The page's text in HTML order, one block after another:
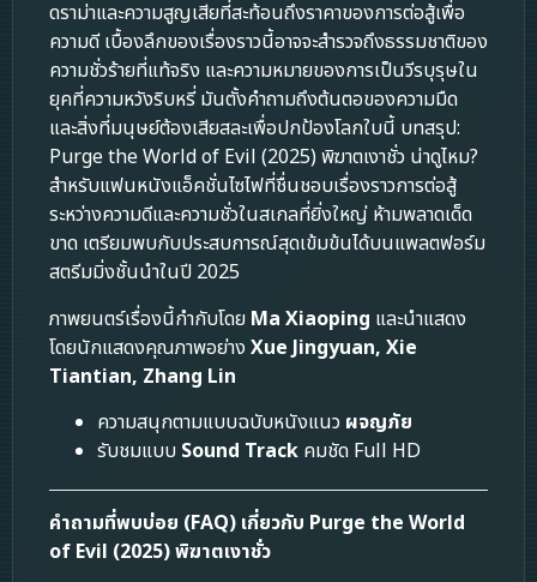
ดราม่าและความสูญเสียที่สะท้อนถึงราคาของการต่อสู้เพื่อ
ความดี เบื้องลึกของเรื่องราวนี้อาจจะสำรวจถึงธรรมชาติของ
ความชั่วร้ายที่แท้จริง และความหมายของการเป็นวีรบุรุษใน
ยุคที่ความหวังริบหรี่ มันตั้งคำถามถึงต้นตอของความมืด
และสิ่งที่มนุษย์ต้องเสียสละเพื่อปกป้องโลกใบนี้ บทสรุป:
Purge the World of Evil (2025) พิฆาตเงาชั่ว น่าดูไหม?
สำหรับแฟนหนังแอ็คชั่นไซไฟที่ชื่นชอบเรื่องราวการต่อสู้
ระหว่างความดีและความชั่วในสเกลที่ยิ่งใหญ่ ห้ามพลาดเด็ด
ขาด เตรียมพบกับประสบการณ์สุดเข้มข้นได้บนแพลตฟอร์ม
สตรีมมิ่งชั้นนำในปี 2025
ภาพยนตร์เรื่องนี้กำกับโดย Ma Xiaoping และนำแสดง
โดยนักแสดงคุณภาพอย่าง Xue Jingyuan, Xie
Tiantian, Zhang Lin
ความสนุกตามแบบฉบับหนังแนว ผจญภัย
รับชมแบบ Sound Track คมชัด Full HD
คำถามที่พบบ่อย (FAQ) เกี่ยวกับ Purge the World
of Evil (2025) พิฆาตเงาชั่ว